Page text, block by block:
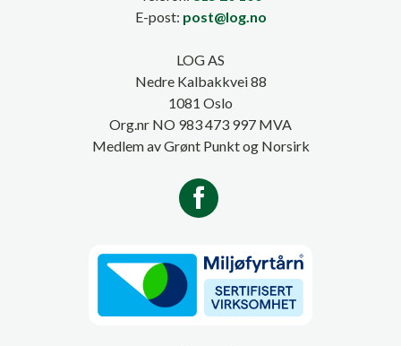
E-post: post@log.no
LOG AS
Nedre Kalbakkvei 88
1081 Oslo
Org.nr NO 983 473 997 MVA
Medlem av Grønt Punkt og Norsirk